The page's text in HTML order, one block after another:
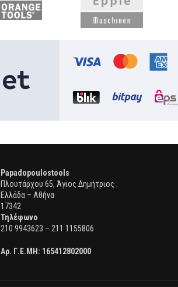
Papadopoulostools
Πλουτάρχου 65, Άγιος Δημήτριος .
Ελλάδα – Αθήνα
17342
Τηλέφωνο
210 9943623 – 211 1155806
Αρ. Γ.Ε.ΜΗ: 165412802000